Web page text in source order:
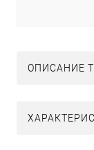
ОПИСАНИЕ